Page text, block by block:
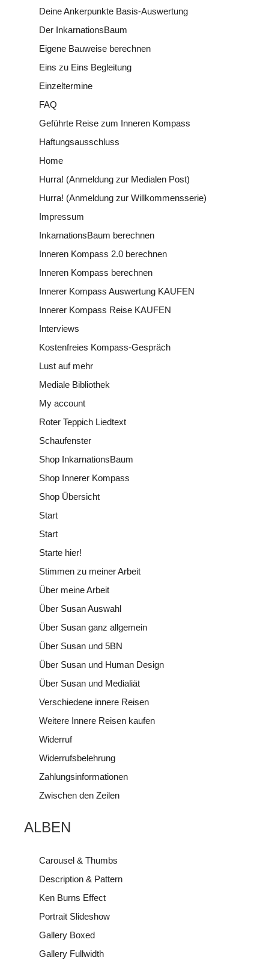
Deine Ankerpunkte Basis-Auswertung
Der InkarnationsBaum
Eigene Bauweise berechnen
Eins zu Eins Begleitung
Einzeltermine
FAQ
Geführte Reise zum Inneren Kompass
Haftungsausschluss
Home
Hurra! (Anmeldung zur Medialen Post)
Hurra! (Anmeldung zur Willkommensserie)
Impressum
InkarnationsBaum berechnen
Inneren Kompass 2.0 berechnen
Inneren Kompass berechnen
Innerer Kompass Auswertung KAUFEN
Innerer Kompass Reise KAUFEN
Interviews
Kostenfreies Kompass-Gespräch
Lust auf mehr
Mediale Bibliothek
My account
Roter Teppich Liedtext
Schaufenster
Shop InkarnationsBaum
Shop Innerer Kompass
Shop Übersicht
Start
Start
Starte hier!
Stimmen zu meiner Arbeit
Über meine Arbeit
Über Susan Auswahl
Über Susan ganz allgemein
Über Susan und 5BN
Über Susan und Human Design
Über Susan und Medialiät
Verschiedene innere Reisen
Weitere Innere Reisen kaufen
Widerruf
Widerrufsbelehrung
Zahlungsinformationen
Zwischen den Zeilen
ALBEN
Carousel & Thumbs
Description & Pattern
Ken Burns Effect
Portrait Slideshow
Gallery Boxed
Gallery Fullwidth